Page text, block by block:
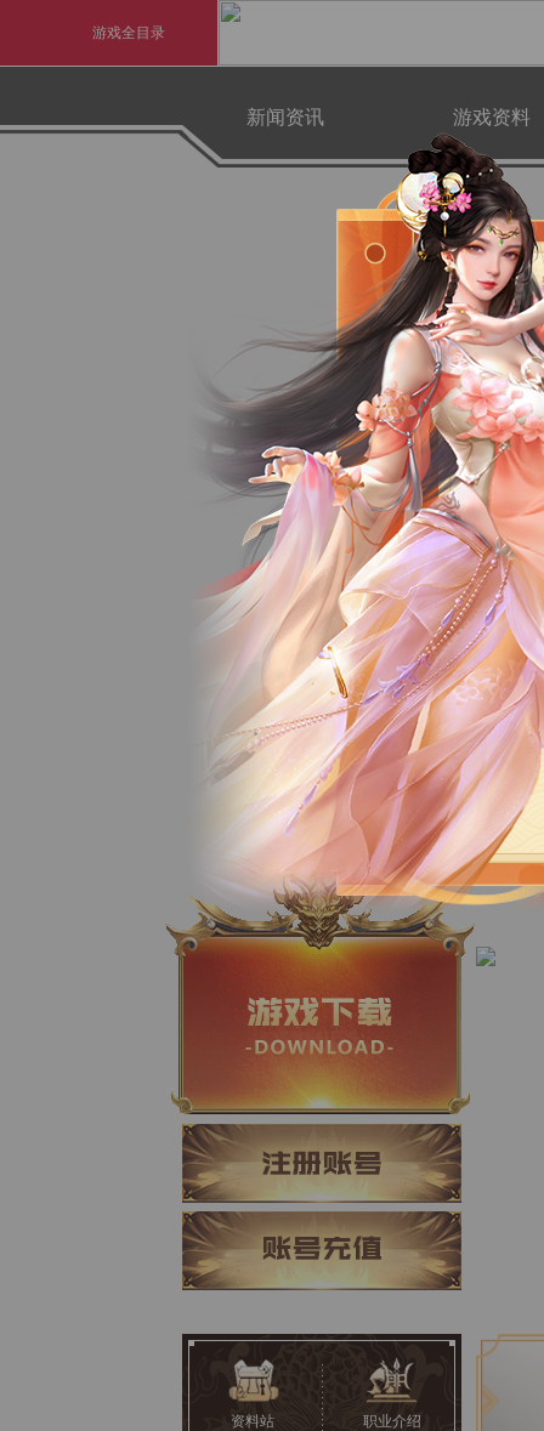
游戏全目录
《勇士ol》预约开启
横版格斗动作网游
【西
首款
玄幻游戏
玄天之剑
剑啸九州
猛将OL
新闻资讯 游戏资料
游戏活动
资料中心
资料站 职业介绍